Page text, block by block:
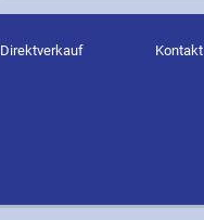
Direktverkauf Kontakt